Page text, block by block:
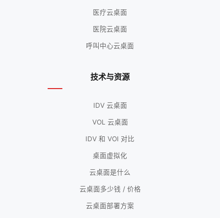
医疗云桌面
医院云桌面
呼叫中心云桌面
技术与资源
IDV 云桌面
VOL 云桌面
IDV 和 VOI 对比
桌面虚拟化
云桌面是什么
云桌面多少钱 / 价格
云桌面部署方案